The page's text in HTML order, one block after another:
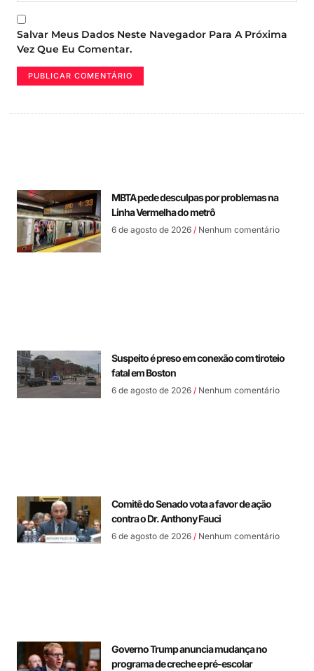
Salvar Meus Dados Neste Navegador Para A Próxima
Vez Que Eu Comentar.
MBTA pede desculpas por problemas na
Linha Vermelha do metrô
6 de agosto de 2026 Nenhum comentário
Suspeito é preso em conexão com tiroteio
fatal em Boston
6 de agosto de 2026 Nenhum comentário
Comitê do Senado vota a favor de ação
contra o Dr. Anthony Fauci
6 de agosto de 2026 Nenhum comentário
Governo Trump anuncia mudança no
programa de creche e pré-escolar